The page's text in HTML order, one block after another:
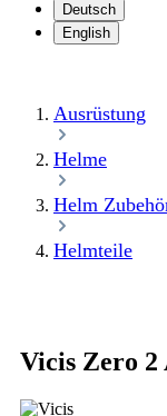
Deutsch
English
Ausrüstung
Helme
Helm
Helmteile
Vicis Zero 2